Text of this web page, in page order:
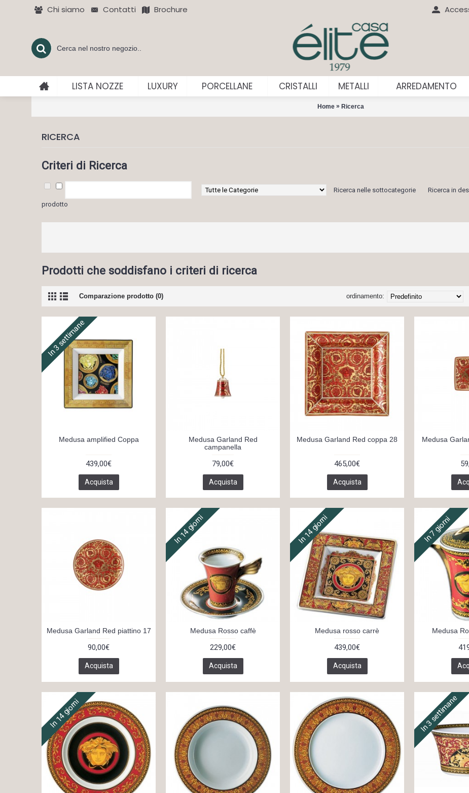
Chi siamo Contatti Brochure
LISTA NOZZE LUXURY PORCELLANE CRISTALLI METALLI ARREDAMENTO
Home » Ricerca
RICERCA
Criteri di Ricerca
Ricerca nelle sottocategorie
Ricerca in
prodotto
Prodotti che soddisfano i criteri di ricerca
Comparazione prodotto (0) ordinamento:
In 3 settimane
Medusa amplified Coppa
439,00€
Acquista
Medusa Garland Red
campanella
79,00€
Acquista
Medusa Garland Red coppa 28
465,00€
Acquista
Medusa
Medusa Garland Red piattino 17
90,00€
Acquista
In 14 giorni
Medusa Rosso caffè
229,00€
Acquista
In 14 giorni
Medusa rosso carrè
439,00€
Acquista
In 7 giorni
Medusa
In 14 giorni In 3 settimane